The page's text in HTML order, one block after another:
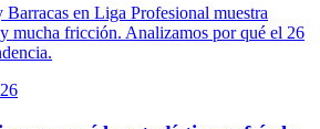
en Liga Profesional muestra
mucha fricción. Analizamos por qué el 26